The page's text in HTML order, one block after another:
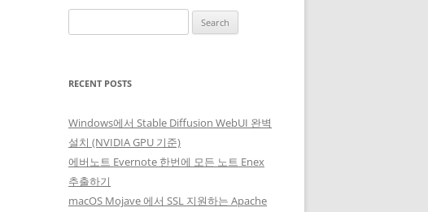
for:
RECENT POSTS
Windows에서 Stable Diffusion WebUI 완벽
설치 (NVIDIA GPU 기준)
에버노트 Evernote 한번에 모든 노트 Enex
추출하기
macOS Mojave 에서 SSL 지원하는 Apache